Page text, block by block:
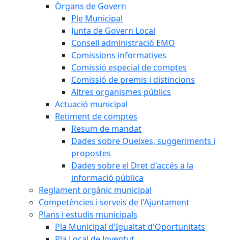
Òrgans de Govern
Ple Municipal
Junta de Govern Local
Consell administració EMO
Comissions informatives
Comissió especial de comptes
Comissió de premis i distincions
Altres organismes públics
Actuació municipal
Retiment de comptes
Resum de mandat
Dades sobre Queixes, suggeriments i
propostes
Dades sobre el Dret d'accés a la
informació pública
Reglament orgànic municipal
Competències i serveis de l'Ajuntament
Plans i estudis municipals
Pla Municipal d'Igualtat d'Oportunitats